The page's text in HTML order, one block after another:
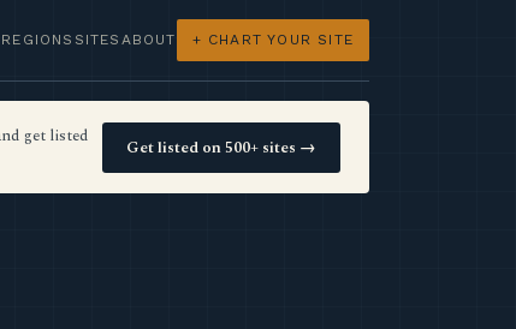
REGIONS SITES ABOUT + CHART YOUR SITE
get listed
Get listed on 500+ sites →